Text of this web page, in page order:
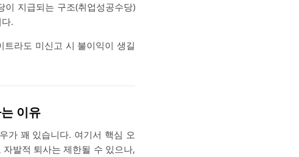
지급되는 구조(취업성공수당)
.
트라도 미신고 시 불이익이 생길
이유
가 꽤 있습니다. 여기서 핵심 오
발적 퇴사는 제한될 수 있으나,